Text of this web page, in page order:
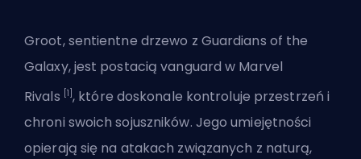
Groot, sentientne drzewo z Guardians of the
Galaxy, jest postaciąvanguardw Marvel
Rivals [1] , które doskonale kontroluje przestrzeń i
chroni swoich sojuszników. Jego umiejętności
opierają się na atakach związanych z naturą,